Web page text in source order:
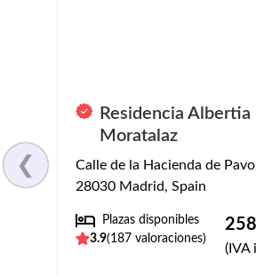
❮
Residencia Albertia
Moratalaz
Calle de la Hacienda de
28030 Madrid, Spain
Plazas disponibles
3.9(187 valoraciones)
(IVA